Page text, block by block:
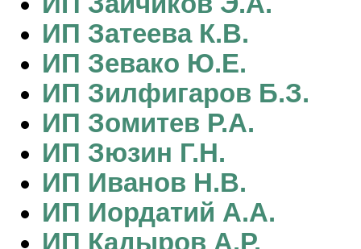
ИП Затеева К.В.
ИП Зевако Ю.Е.
ИП Зилфигаров Б.З.
ИП Зомитев Р.А.
ИП Зюзин Г.Н.
ИП Иванов Н.В.
ИП Иордатий А.А.
ИП Кадыров А.Р.